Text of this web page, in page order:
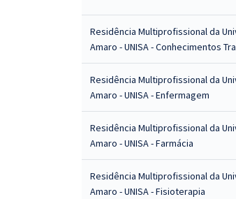
Residência Multiprofissional da
Amaro - UNISA - Conhecimentos
Residência Multiprofissional da
Amaro - UNISA - Enfermagem
Residência Multiprofissional da
Amaro - UNISA - Farmácia
Residência Multiprofissional da
Amaro - UNISA - Fisioterapia